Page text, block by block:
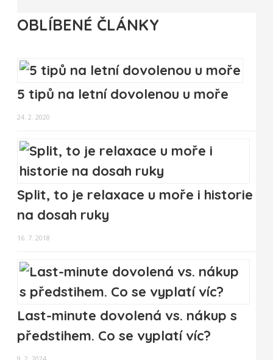
OBLÍBENÉ ČLÁNKY
5 tipů na letní dovolenou u moře
24. 2. 2020
Split, to je relaxace u moře i historie
na dosah ruky
16. 7. 2018
Last-minute dovolená vs. nákup s
předstihem. Co se vyplatí víc?